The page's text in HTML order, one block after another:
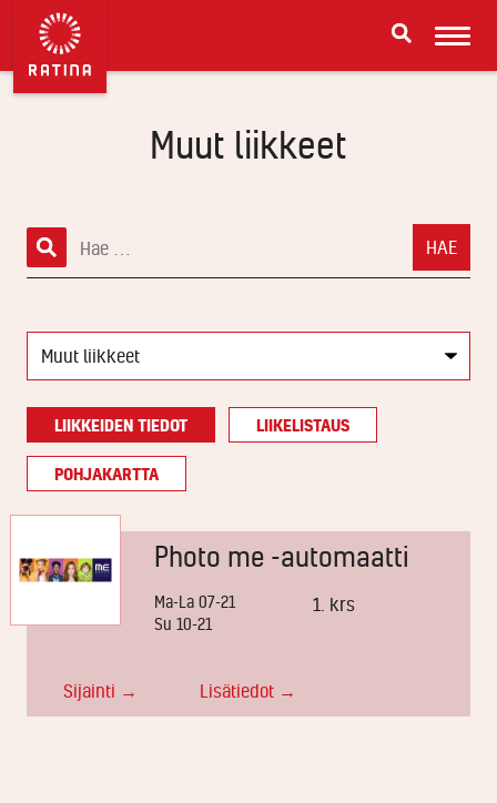
Muut liikkeet
Hae:
LIIKKEIDEN TIEDOT LIIKELISTAUS
POHJAKARTTA
Photo me -automaatti
Ma-La 07-21
Su 10-21
1. krs
Sijainti → Lisätiedot →